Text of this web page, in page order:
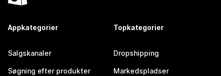
Appkategorier
Salgskanaler
Søgning efter produkter
Topkategorier
Dropshipping
Markedspladser